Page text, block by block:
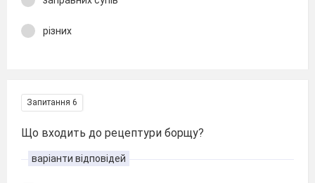
різних
Запитання 6
Що входить до рецептури борщу?
варіанти відповідей